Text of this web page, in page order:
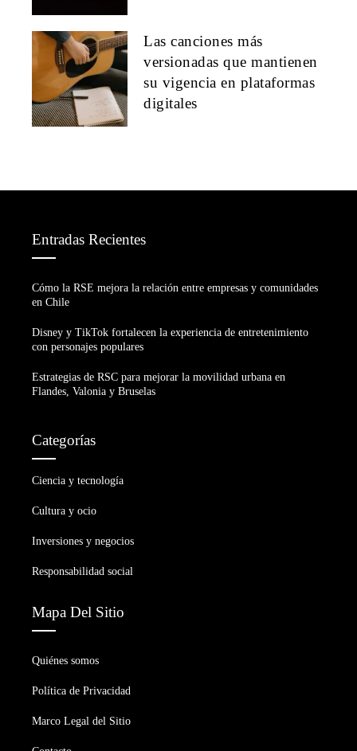
Las canciones más
versionadas que mantienen
su vigencia en plataformas
digitales
Entradas Recientes
Cómo la RSE mejora la relación entre empresas y comunidades
en Chile
Disney y TikTok fortalecen la experiencia de entretenimiento
con personajes populares
Estrategias de RSC para mejorar la movilidad urbana en
Flandes, Valonia y Bruselas
Categorías
Ciencia y tecnología
Cultura y ocio
Inversiones y negocios
Responsabilidad social
Mapa Del Sitio
Quiénes somos
Política de Privacidad
Marco Legal del Sitio